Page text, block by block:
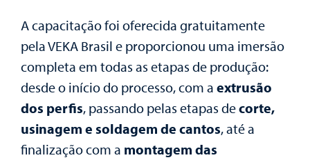
A capacitação foi oferecida gratuitamente
pela VEKA Brasil e proporcionou uma imersão
completa em todas as etapas de produção:
desde o início do processo, com a extrusão
dos perfis, passando pelas etapas decorte,
usinagem e soldagem de cantos, até a
finalização com a montagem das